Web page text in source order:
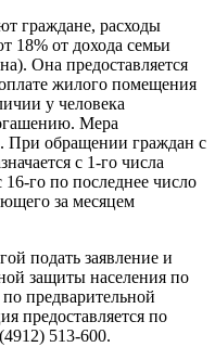
граждане, расходы
от дохода семьи
Она предоставляется
жилого помещения
у человека
Мера
При обращении граждан с
с 1-го числа
го по последнее число
за месяцем
подать заявление и
защиты населения по
предварительной
предоставляется по
513-600.